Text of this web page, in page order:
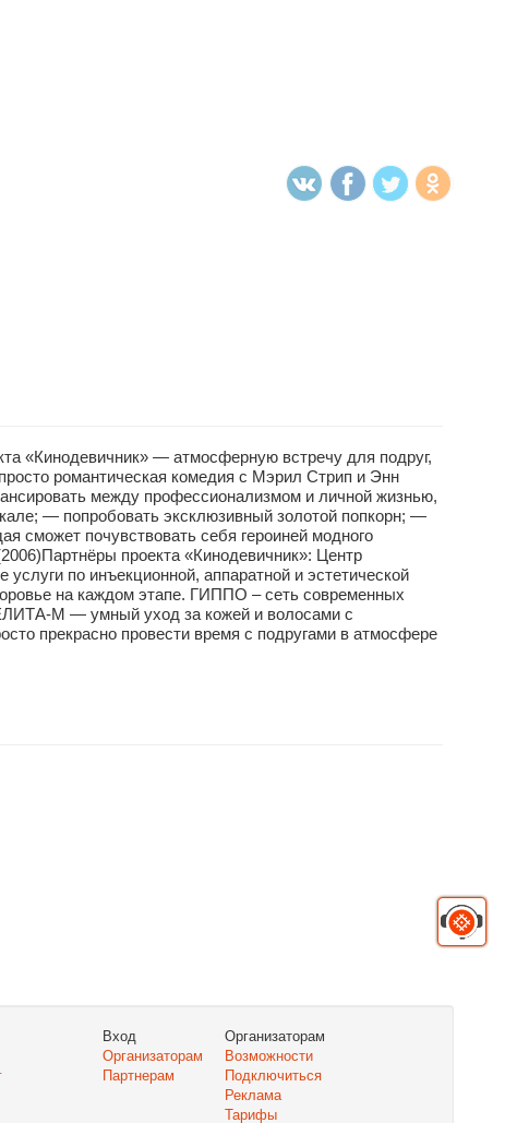
«Кинодевичник» — атмосферную встречу для подруг,
романтическая комедия с Мэрил Стрип и Энн
между профессионализмом и личной жизнью,
— попробовать эксклюзивный золотой попкорн; —
сможет почувствовать себя героиней модного
проекта «Кинодевичник»: Центр
по инъекционной, аппаратной и эстетической
на каждом этапе. ГИППО – сеть современных
М — умный уход за кожей и волосами с
прекрасно провести время с подругами в атмосфере
Вход
Организаторам
Партнерам
Организаторам
Возможности
Подключиться
Реклама
Тарифы